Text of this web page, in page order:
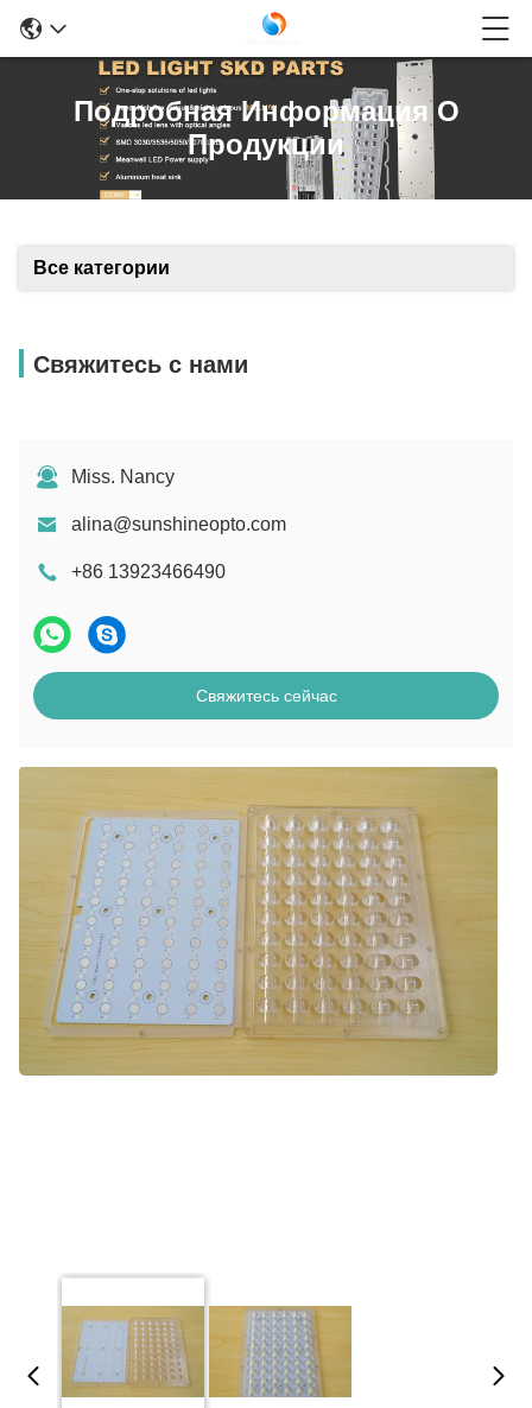
Подробная Информация О
Продукции
Все категории
Свяжитесь с нами
Miss. Nancy
alina@sunshineopto.com
+86 13923466490
Свяжитесь сейчас